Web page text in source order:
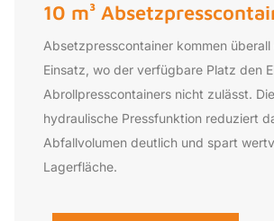
10 m³
Absetzpresscontainer kommen
Einsatz, wo der verfügbare Platz den
Abrollpresscontainers nicht zulässt.
hydraulische Pressfunktion reduziert
Abfallvolumen deutlich und spart
Lagerfläche.